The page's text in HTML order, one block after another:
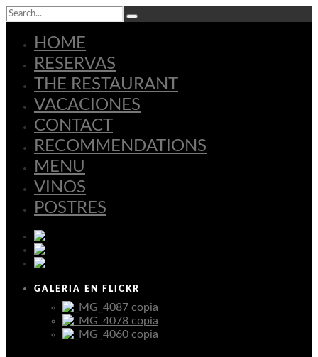
HOME
RESERVAS
THE RESTAURANT
VACACIONES
CONTACT
RECOMMENDATIONS
MENU
VINOS
POSTRES
GALERIA EN FLICKR